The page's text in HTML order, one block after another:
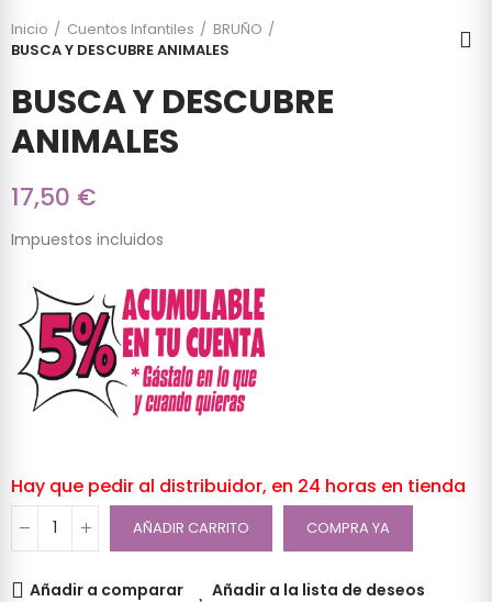
Inicio Cuentos Infantiles
BRUÑO
BUSCA Y DESCUBRE ANIMALES
BUSCA Y DESCUBRE
ANIMALES
17,50 €
Impuestos incluidos
Hay que pedir al distribuidor, en 24 horas en tienda
AÑADIR CARRITO COMPRA YA
Añadir a comparar Añadir a la lista de deseos